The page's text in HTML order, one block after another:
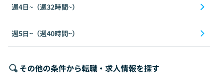
週4日~（週32時間~）
週5日~（週40時間~）
その他の条件から転職・求人情報を探す